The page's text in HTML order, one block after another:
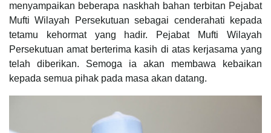
menyampaikan beberapa naskhah bahan terbitan Pejabat
Mufti Wilayah Persekutuan sebagai cenderahati kepada
tetamu kehormat yang hadir. Pejabat Mufti Wilayah
Persekutuan amat berterima kasih di atas kerjasama yang
telah diberikan. Semoga ia akan membawa kebaikan
kepada semua pihak pada masa akan datang.